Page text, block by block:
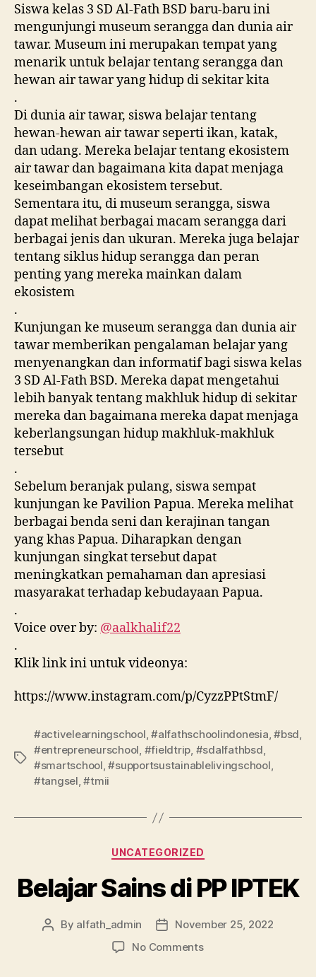
Siswa kelas 3 SD Al-Fath BSD baru-baru ini
mengunjungi museum serangga dan dunia air
tawar. Museum ini merupakan tempat yang
menarik untuk belajar tentang serangga dan
hewan air tawar yang hidup di sekitar kita
.
Di dunia air tawar, siswa belajar tentang
hewan-hewan air tawar seperti ikan, katak,
dan udang. Mereka belajar tentang ekosistem
air tawar dan bagaimana kita dapat menjaga
keseimbangan ekosistem tersebut.
Sementara itu, di museum serangga, siswa
dapat melihat berbagai macam serangga dari
berbagai jenis dan ukuran. Mereka juga belajar
tentang siklus hidup serangga dan peran
penting yang mereka mainkan dalam
ekosistem
.
Kunjungan ke museum serangga dan dunia air
tawar memberikan pengalaman belajar yang
menyenangkan dan informatif bagi siswa kelas
3 SD Al-Fath BSD. Mereka dapat mengetahui
lebih banyak tentang makhluk hidup di sekitar
mereka dan bagaimana mereka dapat menjaga
keberlangsungan hidup makhluk-makhluk
tersebut
.
Sebelum beranjak pulang, siswa sempat
kunjungan ke Pavilion Papua. Mereka melihat
berbagai benda seni dan kerajinan tangan
yang khas Papua. Diharapkan dengan
kunjungan singkat tersebut dapat
meningkatkan pemahaman dan apresiasi
masyarakat terhadap kebudayaan Papua.
.
Voice over by: @aalkhalif22
.
Klik link ini untuk videonya:
https://www.instagram.com/p/CyzzPPtStmF/
#activelearningschool,#alfathschoolindonesia,#bsd,
#entrepreneurschool, #fieldtrip, #sdalfathbsd,
#smartschool,#supportsustainablelivingschool,
#tangsel,#tmii
UNCATEGORIZED
Belajar Sains di PP IPTEK
By alfath_admin
November 25, 2022
No Comments